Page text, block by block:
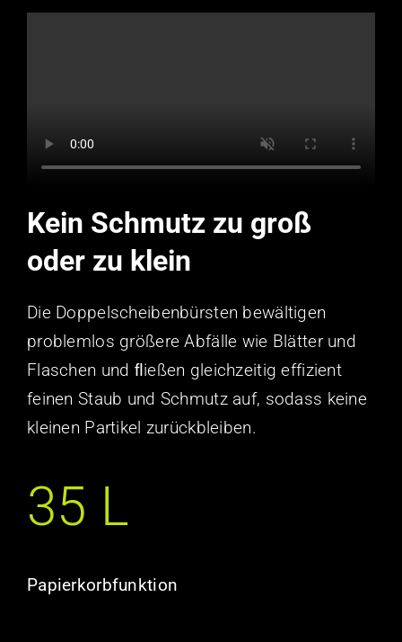
Kein Schmutz zu groß
oder zu klein
Die Doppelscheibenbürsten bewältigen
problemlos größere Abfälle wie Blätter und
Flaschen und ﬂießen gleichzeitig effizient
feinen Staub und Schmutz auf, sodass keine
kleinen Partikel zurückbleiben.
35 L
Papierkorbfunktion